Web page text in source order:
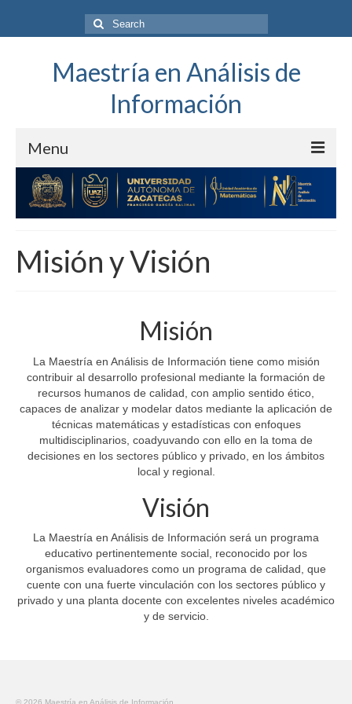
Search
for:
Maestría en Análisis de
Información
Menu
UA Matemáticas
El programa
Alumnos
Proceso Administrativo
Misión y Visión
Misión
La Maestría en Análisis de Información tiene como misión
contribuir al desarrollo profesional mediante la formación de
recursos humanos de calidad, con amplio sentido ético,
capaces de analizar y modelar datos mediante la aplicación de
técnicas matemáticas y estadísticas con enfoques
multidisciplinarios, coadyuvando con ello en la toma de
decisiones en los sectores público y privado, en los ámbitos
local y regional.
Visión
La Maestría en Análisis de Información será un programa
educativo pertinentemente social, reconocido por los
organismos evaluadores como un programa de calidad, que
cuente con una fuerte vinculación con los sectores público y
privado y una planta docente con excelentes niveles académico
y de servicio.
© 2026 Maestría en Análisis de Información